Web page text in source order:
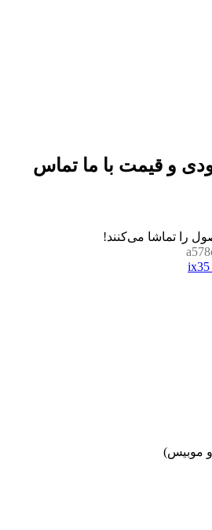
و قیمت با ما تماس
را تماشا می‌کنند!
موبیس)